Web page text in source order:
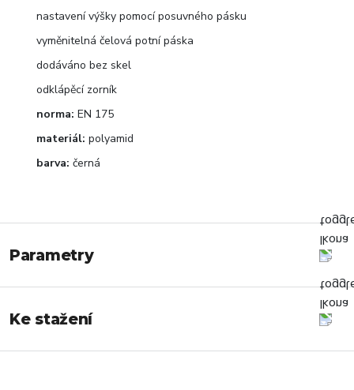
nastavení výšky pomocí posuvného pásku
vyměnitelná čelová potní páska
dodáváno bez skel
odklápěcí zorník
norma: EN 175
materiál: polyamid
barva: černá
Parametry
Ke stažení